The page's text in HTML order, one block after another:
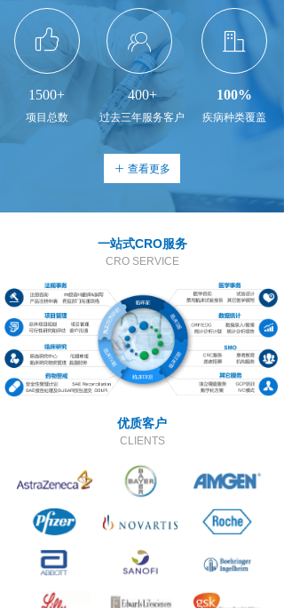
ꀧ
1500+
项目总数
ꁘ ꀶ
400+
过去三年服务客户
100%
疾病种类覆盖
ꄶ 查看更多
优质客户
CLIENTS
一站式CRO服务
CRO SERVICE